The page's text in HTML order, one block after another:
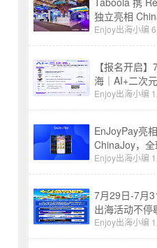
独立亮相
“成长之树”展
国品牌全球增
Enjoy出海小编
【报名开启
海｜AI+二次
成到情绪经济
Enjoy出海小编
EnJoyPay亮
ChinaJoy，
服务再升级！
Enjoy出海小编
7月29日-7月
出海活动不停
海&EnJoyPay
ChinaJoy
Enjoy出海小编